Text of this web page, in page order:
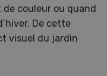
couleur ou quand
De cette
visuel du jardin